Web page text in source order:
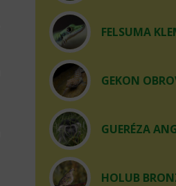
FELSUMA
GEKON
GUERÉZA
HOLUB